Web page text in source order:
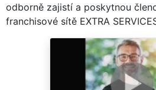
odborně zajistí a poskytnou
franchisové sítě EXTRA